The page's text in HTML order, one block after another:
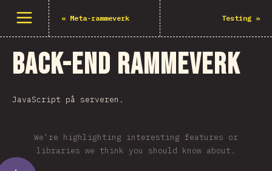
Åpne meny « Meta-rammeverk Testing »
Back-end rammeverk
JavaScript på serveren.
We're highlighting interesting features or
libraries we think you should know about.